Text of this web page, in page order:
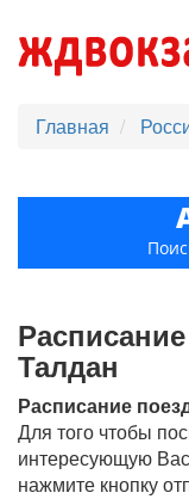
Главная
Талдан
Расписание
Для того чтобы
интересующую
нажмите кнопку